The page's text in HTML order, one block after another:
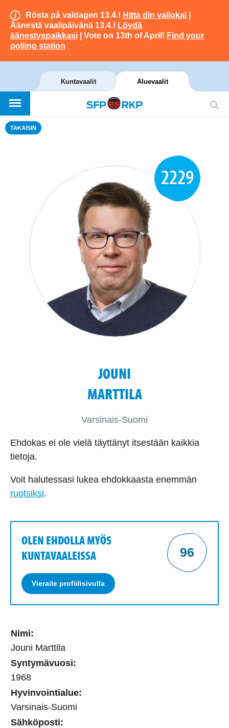
Rösta på valdagen 13.4.! Hitta din vallokal
Äänestä vaalipäivänä 13.4.! Löydä
äänestyspaikkasi | Vote on 13th of April! Find your
polling station
Kuntavaalit Aluevaalit
TAKAISIN
Nimi:
Jouni Marttila
Syntymävuosi:
1968
Hyvinvointialue:
Varsinais-Suomi
Sähköposti:
2229
JOUNI
MARTTILA
Varsinais-Suomi
Ehdokas ei ole vielä täyttänyt itsestään kaikkia
tietoja.
Voit halutessasi lukea ehdokkaasta enemmän
ruotsiksi.
OLEN EHDOLLA MYÖS
KUNTAVAALEISSA
Vieraile profiilisivulla
96